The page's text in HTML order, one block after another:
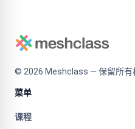
© 2026 Meshclass — 保留所有
菜单
课程